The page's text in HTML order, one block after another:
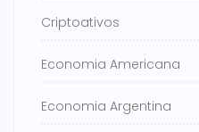
Criptoativos
Economia Americana
Economia Argentina